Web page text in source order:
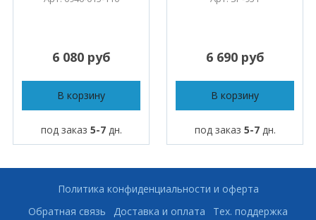
6 080 руб
В корзину
под заказ 5-7дн.
6 690 руб
В корзину
под заказ 5-7дн.
Политика конфиденциальности и оферта
Обратная связь
Доставка и оплата Тех. поддержка